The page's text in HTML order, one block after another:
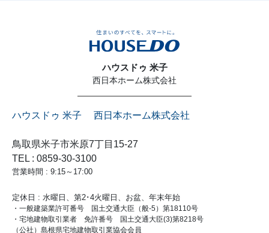
ハウスドゥ 米子
西日本ホーム株式会社
ハウスドゥ 米子 西日本ホーム株式会社
鳥取県米子市米原7丁目15-27
TEL : 0859-30-3100
営業時間 : 9:15～17:00
定休日 : 水曜日、第2･4火曜日、お盆、年末年始
・一般建築業許可番号 国土交通大臣（般-5）第18110号
・宅地建物取引業者 免許番号 国土交通大臣(3)第8218号
（公社）島根県宅地建物取引業協会会員